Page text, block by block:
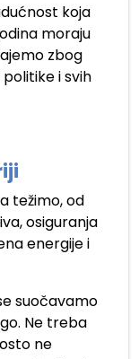
koja
moraju
zbog
i svih
težimo, od
osiguranja
energije i
suočavamo
Ne treba
ne